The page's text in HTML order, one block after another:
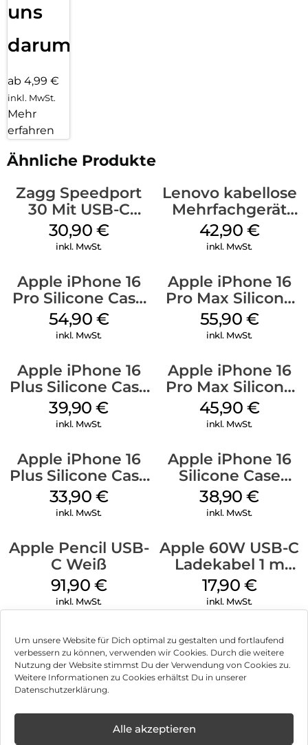
Um unsere Website für Dich optimal zu gestalten und fortlaufend
verbessern zu können, verwenden wir Cookies. Durch die weitere
Nutzung der Website stimmst Du der Verwendung von Cookies zu.
Weitere Informationen zu Cookies erhältst Du in unserer
Datenschutzerklärung.
Alle akzeptieren
uns
darum!
ab 4,99 €
inkl. MwSt.
Mehr
erfahren
Ähnliche Produkte
Zagg Speedport
30 Mit USB-C
Kabel Weiß
30,90 €
inkl. MwSt.
Lenovo kabellose
Mehrfachgerät
Luna Grey
42,90 €
inkl. MwSt.
Apple iPhone 16
Pro Silicone Case
MagSafe Black
54,90 €
inkl. MwSt.
Apple iPhone 16
Pro Max Silicone
Case MagSafe
Stone Gray
55,90 €
inkl. MwSt.
Apple iPhone 16
Plus Silicone Case
MagSafe Plum
39,90€
inkl. MwSt.
Apple iPhone 16
Pro Max Silicone
Case MagSafe
Ultramarine
45,90 €
inkl. MwSt.
Apple iPhone 16
Plus Silicone Case
MagSafe Lake
Green
33,90 €
inkl. MwSt.
Apple iPhone 16
Silicone Case
MagSafe
Ultramarine
38,90€
inkl. MwSt.
Apple Pencil USB-
C Weiß
91,90 €
inkl. MwSt.
Apple 60W USB-C
Ladekabel 1 m
Weiß
17,90 €
inkl. MwSt.
Impressum